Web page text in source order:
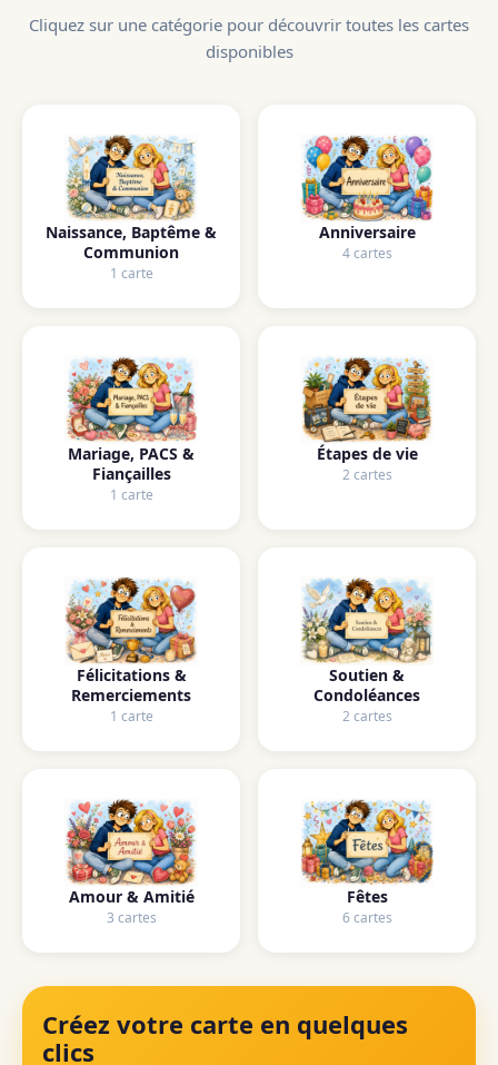
Cliquez sur une catégorie pour découvrir toutes les cartes
disponibles
Naissance, Baptême &
Communion
1 carte
Anniversaire
4 cartes
Mariage, PACS &
Fiançailles
1 carte
Étapes de vie
2 cartes
Félicitations &
Remerciements
1 carte
Soutien &
Condoléances
2 cartes
Amour & Amitié
3 cartes
Fêtes
6 cartes
Créez votre carte en quelques
clics